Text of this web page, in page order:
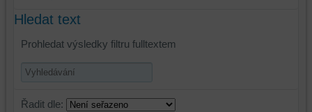
Hledat text
Prohledat výsledky filtru fulltextem
Řadit dle: